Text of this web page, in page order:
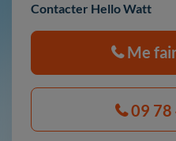
Contacter Hello Watt
Me
09 78